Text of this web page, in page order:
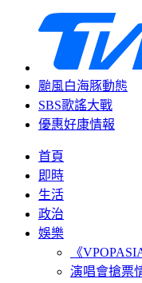
颱風白海豚動態
SBS歌謠大戰
優惠好康情報
首頁
即時
生活
政治
娛樂
《
演唱會搶票